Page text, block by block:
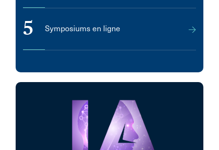
5 Symposiums en ligne